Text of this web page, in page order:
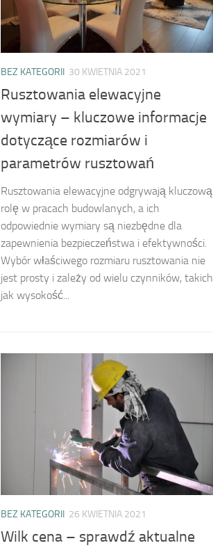
BEZ KATEGORII 30 KWIETNIA 2021
Rusztowania elewacyjne
wymiary – kluczowe informacje
dotyczące rozmiarów i
parametrów rusztowań
Rusztowania elewacyjne odgrywają kluczową
rolę w pracach budowlanych, a ich
odpowiednie wymiary są niezbędne dla
zapewnienia bezpieczeństwa i efektywności.
Wybór właściwego rozmiaru rusztowania nie
jest prosty i zależy od wielu czynników, takich
jak wysokość...
BEZ KATEGORII 26 KWIETNIA 2021
Wilk cena – sprawdź aktualne